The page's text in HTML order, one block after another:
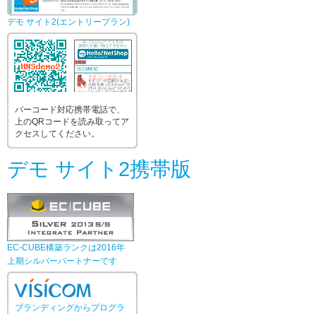
デモ サイト2(エントリープラン)
バーコード対応携帯電話で、
上のQRコードを読み取ってア
クセスしてください。
デモ サイト2携帯版
EC-CUBE構築ランクは2016年
上期シルバーパートナーです
ブランディングからプログラ